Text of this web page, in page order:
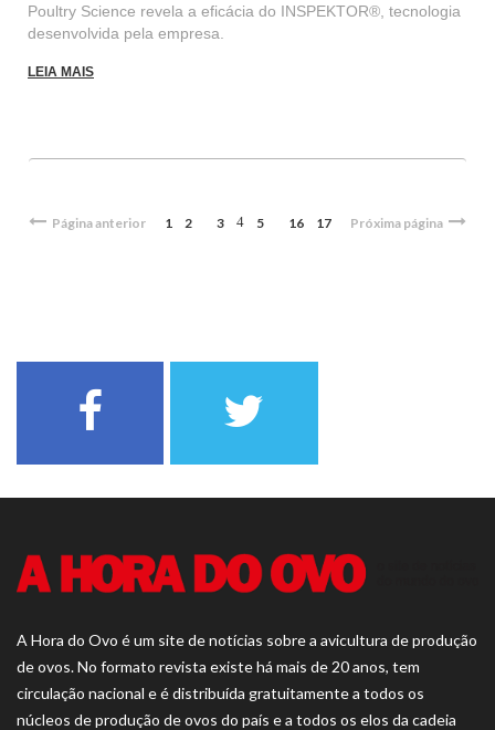
Poultry Science revela a eficácia do INSPEKTOR®, tecnologia
desenvolvida pela empresa.
LEIA MAIS
Página anterior 1 2 3 4 5 16 17 Próxima página
A Hora do Ovo é um site de notícias sobre a avicultura de produção
de ovos. No formato revista existe há mais de 20 anos, tem
circulação nacional e é distribuída gratuitamente a todos os
núcleos de produção de ovos do país e a todos os elos da cadeia